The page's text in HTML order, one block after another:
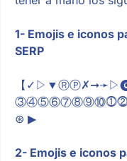
1- Emojis e iconos
SERP
【
⊛ ▶
2- Emojis e iconos